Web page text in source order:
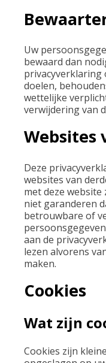
Uw
bewaard dan
privacyverklaring
doelen,
wettelijke
verwijdering van
Websites
Deze
websites van
met deze
niet garanderen
betrouwbare of
aan de
lezen alvorens
maken.
Cookies
Wat zijn
Cookies zijn